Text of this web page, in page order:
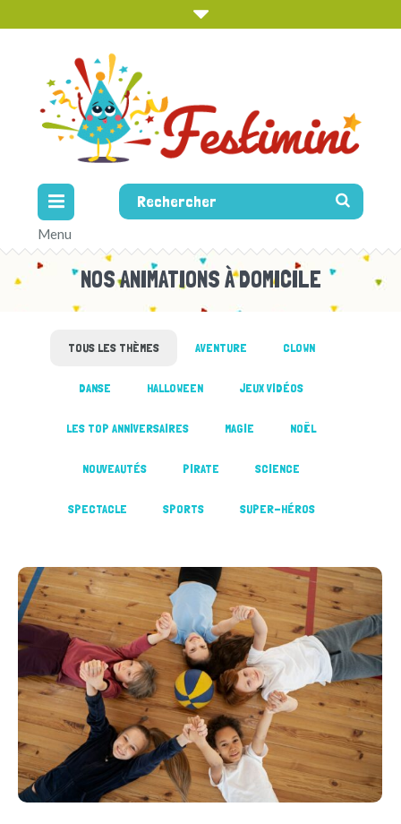
NOS ANIMATIONS À DOMICILE
TOUS LES THÈMES AVENTURE CLOWN
DANSE HALLOWEEN JEUX VIDÉOS
LES TOP ANNIVERSAIRES MAGIE NOËL
NOUVEAUTÉS PIRATE SCIENCE
SPECTACLE SPORTS SUPER-HÉROS